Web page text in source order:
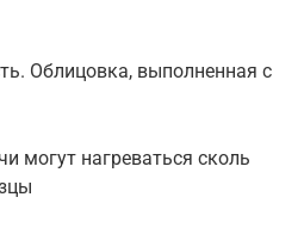
Облицовка, выполненная с
могут нагреваться сколь